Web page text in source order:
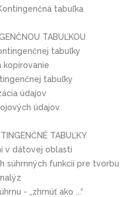
tabuľka
TABUĽKOU
tabuľky
kopírovanie
tabuľky
údajov
údajov
TABUĽKY
v dátovej oblasti
súhrnných funkcií pre tvorbu
- „zhrnúť ako ...“